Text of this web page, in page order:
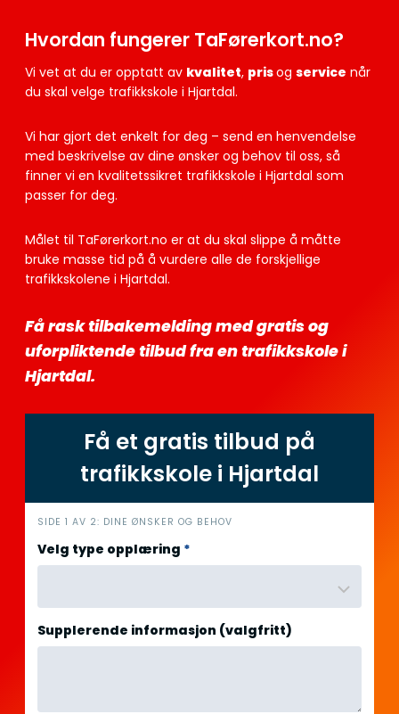
Hvordan fungerer TaFørerkort.no?
Vi vet at du er opptatt av kvalitet, prisog service når
du skal velge trafikkskole i Hjartdal.
Vi har gjort det enkelt for deg – send en henvendelse
med beskrivelse av dine ønsker og behov til oss, så
finner vi en kvalitetssikret trafikkskole i Hjartdal som
passer for deg.
Målet til TaFørerkort.no er at du skal slippe å måtte
bruke masse tid på å vurdere alle de forskjellige
trafikkskolene i Hjartdal.
Få rask tilbakemelding med gratis og
uforpliktende tilbud fra en trafikkskole i
Hjartdal.
Få et gratis tilbud på
trafikkskole i Hjartdal
i
n
n
o
l
d
SIDE 1 AV 2: DINE ØNSKER OG BEHOV
Velg type opplæring *
Supplerende informasjon (valgfritt)